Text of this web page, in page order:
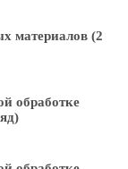
материалов (2
обработке